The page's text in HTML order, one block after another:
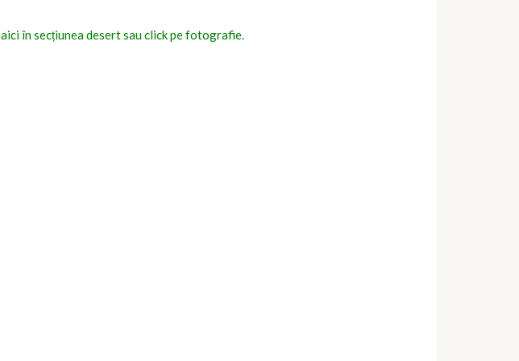
aici în secțiunea desert sau click pe fotografie.